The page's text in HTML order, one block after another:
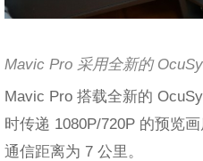
Mavic Pro 采用全新的
Mavic Pro 搭载全新的
时传递 1080P/720P 的预览
通信距离为 7 公里。